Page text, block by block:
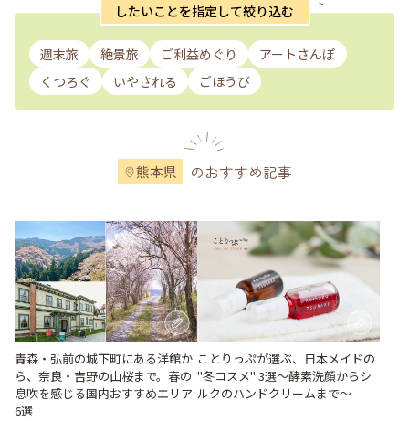
したいことを指定して絞り込む
週末旅 絶景旅 ご利益めぐり
アートさんぽ
くつろぐ
いやされる ごほうび
熊本県 のおすすめ記事
青森・弘前の城下町にある洋館か
ら、奈良・吉野の山桜まで。春の
息吹を感じる国内おすすめエリア
6選
ことりっぷが選ぶ、日本メイドの
"冬コスメ" 3選～酵素洗顔からシ
ルクのハンドクリームまで～